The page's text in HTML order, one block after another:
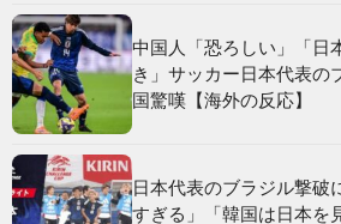
中国人「恐ろしい」「日
き」サッカー日本代表の
国驚嘆【海外の反応】
日本代表のブラジル撃破
すぎる」「韓国は日本を